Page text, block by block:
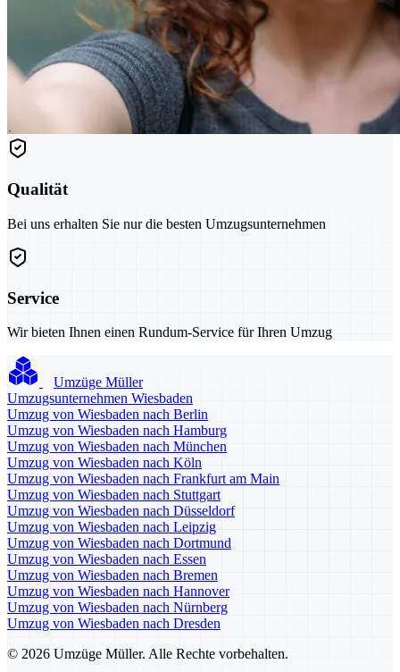
Qualität
Bei uns erhalten Sie nur die besten Umzugsunternehmen
Service
Wir bieten Ihnen einen Rundum-Service für Ihren Umzug
Umzüge Müller
Umzugsunternehmen Wiesbaden
Umzug von Wiesbaden nach Berlin
Umzug von Wiesbaden nach Hamburg
Umzug von Wiesbaden nach München
Umzug von Wiesbaden nach Köln
Umzug von Wiesbaden nach Frankfurt am Main
Umzug von Wiesbaden nach Stuttgart
Umzug von Wiesbaden nach Düsseldorf
Umzug von Wiesbaden nach Leipzig
Umzug von Wiesbaden nach Dortmund
Umzug von Wiesbaden nach Essen
Umzug von Wiesbaden nach Bremen
Umzug von Wiesbaden nach Hannover
Umzug von Wiesbaden nach Nürnberg
Umzug von Wiesbaden nach Dresden
© 2026 Umzüge Müller. Alle Rechte vorbehalten.